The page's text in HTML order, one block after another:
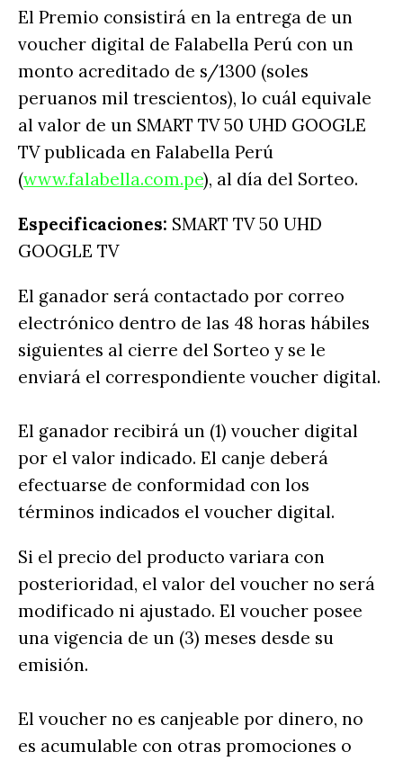
El Premio consistirá en la entrega de un
voucher digital de Falabella Perú con un
monto acreditado de s/1300 (soles
peruanos mil trescientos), lo cuál equivale
al valor de un SMART TV 50 UHD GOOGLE
TV publicada en Falabella Perú
(www.falabella.com.pe), al día del Sorteo.
Especificaciones: SMART TV 50 UHD
GOOGLE TV
El ganador será contactado por correo
electrónico dentro de las 48 horas hábiles
siguientes al cierre del Sorteo y se le
enviará el correspondiente voucher digital.
El ganador recibirá un (1) voucher digital
por el valor indicado. El canje deberá
efectuarse de conformidad con los
términos indicados el voucher digital.
Si el precio del producto variara con
posterioridad, el valor del voucher no será
modificado ni ajustado. El voucher posee
una vigencia de un (3) meses desde su
emisión.
El voucher no es canjeable por dinero, no
es acumulable con otras promociones o